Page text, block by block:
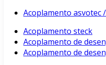
Acoplamento asvotec
Acoplamento steck
Acoplamento de
Acoplamento de